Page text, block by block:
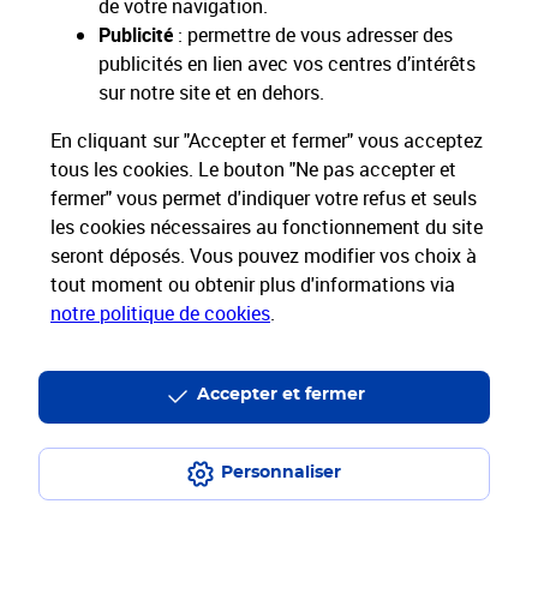
de votre navigation.
Publicité : permettre de vous adresser des
publicités en lien avec vos centres d’intérêts
sur notre site et en dehors.
En cliquant sur "Accepter et fermer" vous acceptez
tous les cookies. Le bouton "Ne pas accepter et
fermer" vous permet d'indiquer votre refus et seuls
les cookies nécessaires au fonctionnement du site
seront déposés. Vous pouvez modifier vos choix à
tout moment ou obtenir plus d'informations via
notre politique de cookies.
Personnaliser
Accepter et fermer
Restons connectés
Services Pros
Envois Courrier
Expéditions de Colis
Particuliers